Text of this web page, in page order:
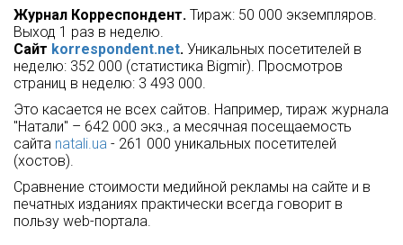
Журнал Корреспондент. Тираж: 50 000 экземпляров.
Выход 1 раз в неделю.
Сайт korrespondent.net. Уникальных посетителей в
неделю: 352 000 (статистика Bigmir). Просмотров
страниц в неделю: 3 493 000.
Это касается не всех сайтов. Например, тираж журнала
"Натали" – 642 000 экз., а месячная посещаемость
сайта natali.ua - 261 000 уникальных посетителей
(хостов).
Сравнение стоимости медийной рекламы на сайте и в
печатных изданиях практически всегда говорит в
пользу web-портала.